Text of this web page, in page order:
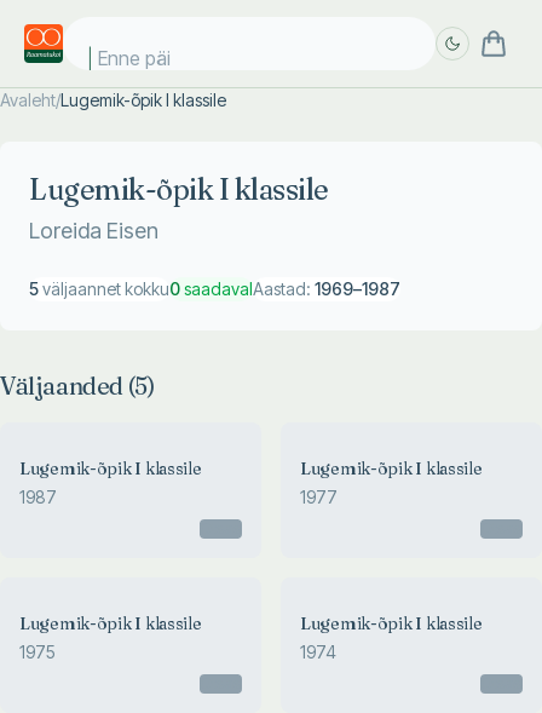
Enne päik
Avaleht/Lugemik-õpik I klassile
Lugemik-õpik I klassile
Loreida Eisen
5väljaannet kokku0saadavalAastad: 1969–1987
Väljaanded (5)
Lugemik-õpik I klassile
1987
Lugemik-õpik I klassile
Lugemik-õpik I klassile
1977
Lugemik-õpik I klassile
1975
Lugemik-õpik I klassile
Lugemik-õpik I klassile
1974